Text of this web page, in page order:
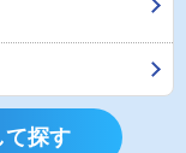
て探す